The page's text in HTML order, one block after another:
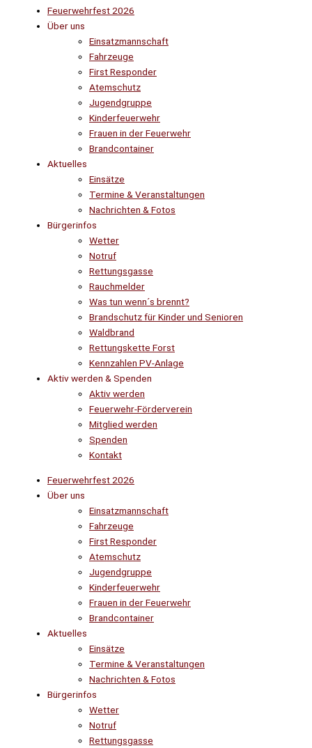
Feuerwehrfest 2026
Über uns
Einsatzmannschaft
Fahrzeuge
First Responder
Atemschutz
Jugendgruppe
Kinderfeuerwehr
Frauen in der Feuerwehr
Brandcontainer
Aktuelles
Einsätze
Termine & Veranstaltungen
Nachrichten & Fotos
Bürgerinfos
Wetter
Notruf
Rettungsgasse
Rauchmelder
Was tun wenn´s brennt?
Brandschutz für Kinder und Senioren
Waldbrand
Rettungskette Forst
Kennzahlen PV-Anlage
Aktiv werden & Spenden
Aktiv werden
Feuerwehr-Förderverein
Mitglied werden
Spenden
Kontakt
Feuerwehrfest 2026
Über uns
Einsatzmannschaft
Fahrzeuge
First Responder
Atemschutz
Jugendgruppe
Kinderfeuerwehr
Frauen in der Feuerwehr
Brandcontainer
Aktuelles
Einsätze
Termine & Veranstaltungen
Nachrichten & Fotos
Bürgerinfos
Wetter
Notruf
Rettungsgasse